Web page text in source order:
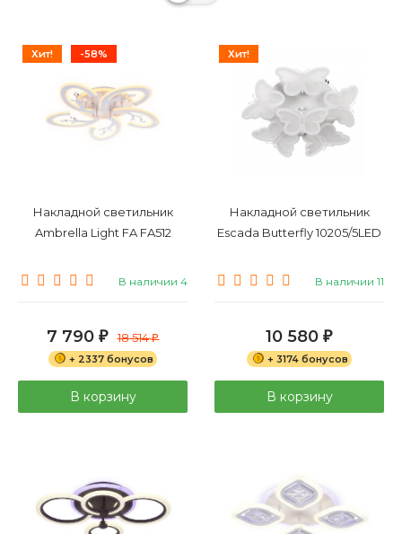
Хит! -58%
Накладной светильник
Ambrella Light FA FA512
В наличии 4
7 790 ₽ 18 514₽
+ 2337 бонусов
В корзину
Хит!
Накладной светильник
Escada Butterfly 10205/5LED
В наличии 11
10 580 ₽
+ 3174 бонусов
В корзину